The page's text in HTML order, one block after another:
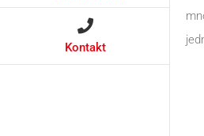
Kontakt